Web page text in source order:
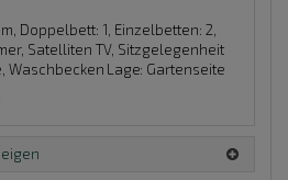
Doppelbett: 1, Einzelbetten: 2,
Satelliten TV, Sitzgelegenheit
Waschbecken Lage: Gartenseite